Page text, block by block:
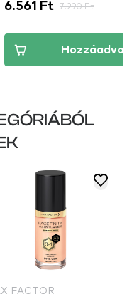
6.561 Ft 7.290 Ft
Hozzáadva
FACTOR